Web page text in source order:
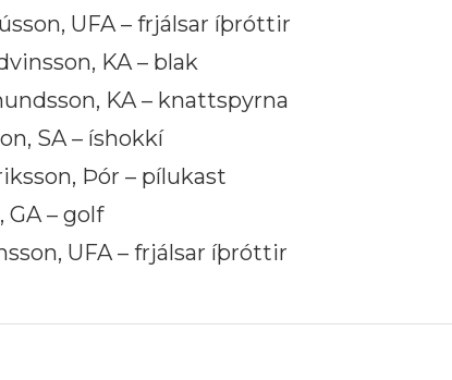
UFA – frjálsar íþróttir
KA – blak
KA – knattspyrna
SA – íshokkí
Þór – pílukast
GA – golf
UFA – frjálsar íþróttir